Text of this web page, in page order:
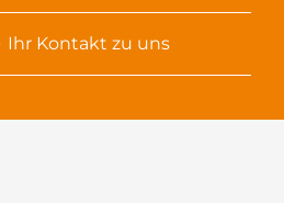
Ihr Kontakt zu uns